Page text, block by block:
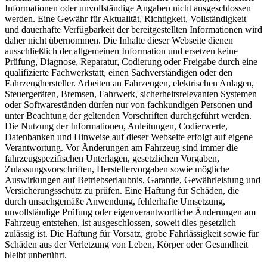
Informationen oder unvollständige Angaben nicht ausgeschlossen
werden. Eine Gewähr für Aktualität, Richtigkeit, Vollständigkeit
und dauerhafte Verfügbarkeit der bereitgestellten Informationen wird
daher nicht übernommen. Die Inhalte dieser Webseite dienen
ausschließlich der allgemeinen Information und ersetzen keine
Prüfung, Diagnose, Reparatur, Codierung oder Freigabe durch eine
qualifizierte Fachwerkstatt, einen Sachverständigen oder den
Fahrzeughersteller. Arbeiten an Fahrzeugen, elektrischen Anlagen,
Steuergeräten, Bremsen, Fahrwerk, sicherheitsrelevanten Systemen
oder Softwareständen dürfen nur von fachkundigen Personen und
unter Beachtung der geltenden Vorschriften durchgeführt werden.
Die Nutzung der Informationen, Anleitungen, Codierwerte,
Datenbanken und Hinweise auf dieser Webseite erfolgt auf eigene
Verantwortung. Vor Änderungen am Fahrzeug sind immer die
fahrzeugspezifischen Unterlagen, gesetzlichen Vorgaben,
Zulassungsvorschriften, Herstellervorgaben sowie mögliche
Auswirkungen auf Betriebserlaubnis, Garantie, Gewährleistung und
Versicherungsschutz zu prüfen. Eine Haftung für Schäden, die
durch unsachgemäße Anwendung, fehlerhafte Umsetzung,
unvollständige Prüfung oder eigenverantwortliche Änderungen am
Fahrzeug entstehen, ist ausgeschlossen, soweit dies gesetzlich
zulässig ist. Die Haftung für Vorsatz, grobe Fahrlässigkeit sowie für
Schäden aus der Verletzung von Leben, Körper oder Gesundheit
bleibt unberührt.